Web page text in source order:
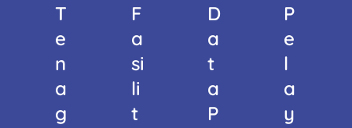
T
E
N
A
G
F
A
Si
Li
T
D
A
T
A
P
P
E
L
A
Y